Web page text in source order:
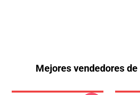
Mejores vendedores